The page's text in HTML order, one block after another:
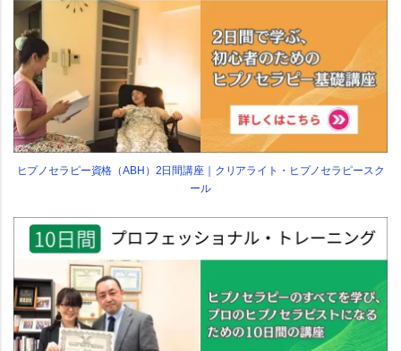
ヒプノセラピー資格（ABH）2日間講座｜クリアライト・ヒプノセラピースク
ール